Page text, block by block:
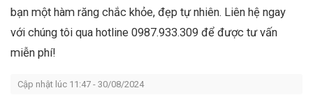
bạn một hàm răng chắc khỏe, đẹp tự nhiên. Liên hệ ngay
với chúng tôi qua hotline 0987.933.309 để được tư vấn
miễn phí!
Cập nhật lúc 11:47 - 30/08/2024